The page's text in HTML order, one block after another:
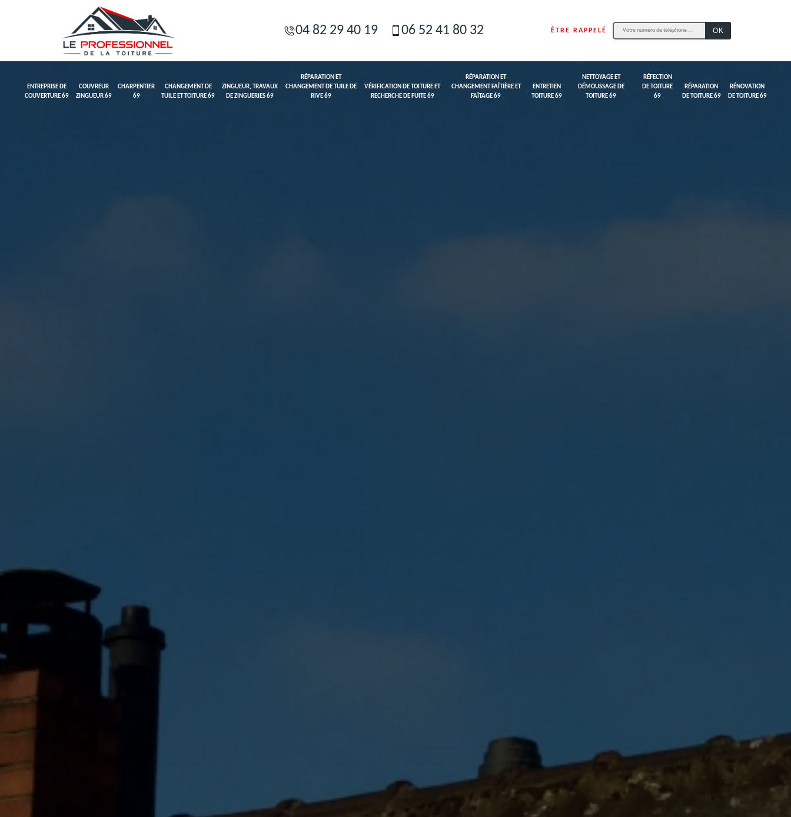
04 82 29 40 19 06 52 41 80 32 ÊTRE RAPPELÉ
ENTREPRISE DE
COUVERTURE 69
COUVREUR
ZINGUEUR 69
CHARPENTIER
69
CHANGEMENT DE
TUILE ET TOITURE 69
ZINGUEUR, TRAVAUX
DE ZINGUERIES 69
RÉPARATION ET
CHANGEMENT DE TUILE DE
RIVE 69
VÉRIFICATION DE TOITURE ET
RECHERCHE DE FUITE 69
RÉPARATION ET
CHANGEMENT FAÎTIÈRE ET
FAÎTAGE 69
ENTRETIEN
TOITURE 69
NETTOYAGE ET
DÉMOUSSAGE DE
TOITURE 69
RÉFECTION
DE TOITURE
69
RÉPARATION
DE TOITURE 69
RÉNOVATION
DE TOITURE 69